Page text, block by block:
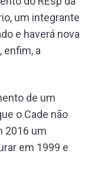
um integrante
e haverá nova
enfim, a
de um
o Cade não
2016 um
em 1999 e